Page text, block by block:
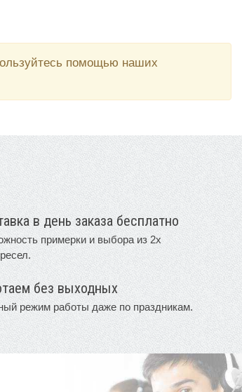
помощью наших
в день заказа бесплатно
примерки и выбора из 2х
без выходных
режим работы даже по праздникам.